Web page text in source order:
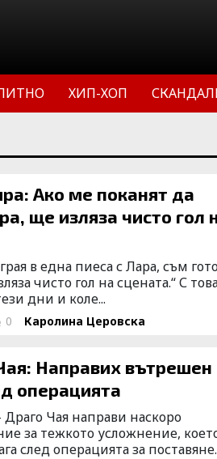
ХИП-ХОП
Ако ме поканят да
ще изляза чисто гол
в една пиеса с Лара, съм
чисто гол на сцената.“ С
дни и коле...
0 Каролина Церовска
Направих вътрешен
операцията
Чая направи наскоро
за тежкото усложнение,
след операцията за